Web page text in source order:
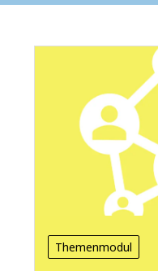
Themenmodul